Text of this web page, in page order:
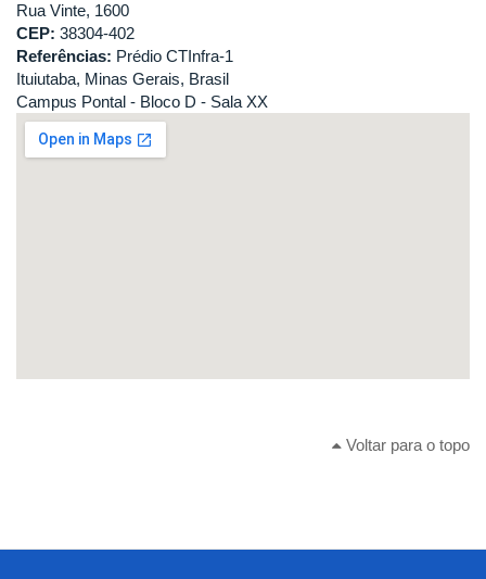
Rua Vinte, 1600
CEP: 38304-402
Referências: Prédio CTInfra-1
Ituiutaba, Minas Gerais, Brasil
Campus Pontal - Bloco D - Sala XX
Voltar para o topo